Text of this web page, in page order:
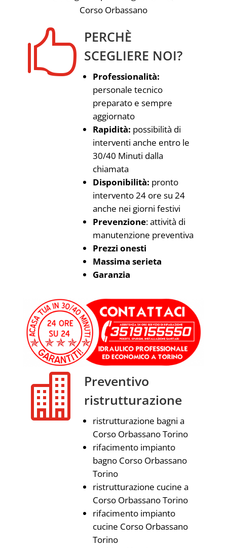
Corso Orbassano
 PERCHÈ
SCEGLIERE NOI?
Professionalità:
personale tecnico
preparato e sempre
aggiornato
Rapidità: possibilità di
interventi anche entro le
30/40 Minuti dalla
chiamata
Disponibilità: pronto
intervento 24 ore su 24
anche nei giorni festivi
Prevenzione: attività di
manutenzione preventiva
Prezzi onesti
Massima serieta
Garanzia

Preventivo
ristrutturazione
ristrutturazione bagni a
Corso Orbassano Torino
rifacimento impianto
bagno Corso Orbassano
Torino
ristrutturazione cucine a
Corso Orbassano Torino
rifacimento impianto
cucine Corso Orbassano
Torino